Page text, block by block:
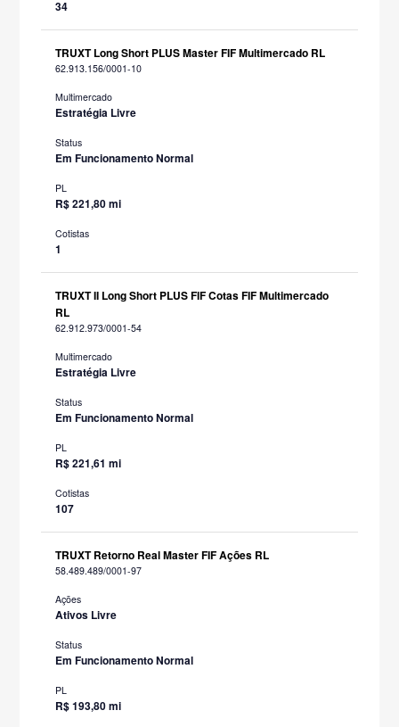
34
TRUXT Long Short PLUS Master FIF Multimercado RL
62.913.156/0001-10
Multimercado
Estratégia Livre
Status
Em Funcionamento Normal
PL
R$ 221,80 mi
Cotistas
1
TRUXT II Long Short PLUS FIF Cotas FIF Multimercado
RL
62.912.973/0001-54
Multimercado
Estratégia Livre
Status
Em Funcionamento Normal
PL
R$ 221,61 mi
Cotistas
107
TRUXT Retorno Real Master FIF Ações RL
58.489.489/0001-97
Ações
Ativos Livre
Status
Em Funcionamento Normal
PL
R$ 193,80 mi